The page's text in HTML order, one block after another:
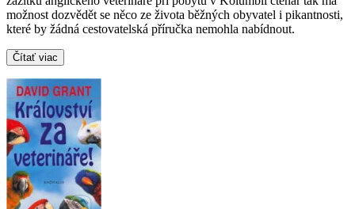
možnost dozvědět se něco ze života běžných obyvatel i pikantnosti,
které by žádná cestovatelská příručka nemohla nabídnout.
Čítať viac